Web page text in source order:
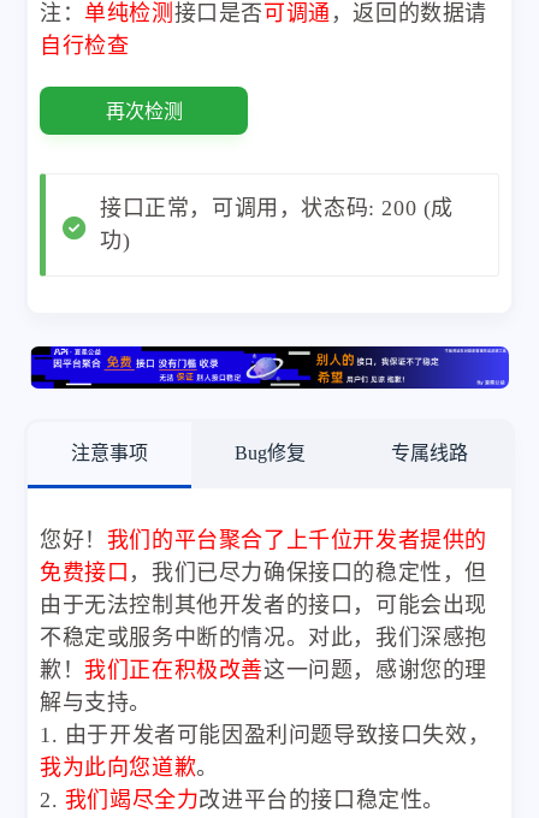
注： 单纯检测 接口是否 可调通 ，返回的数据请
自行检查
再次检测
接口正常，可调用，状态码: 200 (成
功)
注意事项 Bug修复 专属线路
您好！ 我们的平台聚合了上千位开发者提供的
免费接口 ，我们已尽力确保接口的稳定性，但
由于无法控制其他开发者的接口，可能会出现
不稳定或服务中断的情况。对此，我们深感抱
歉！ 我们正在积极改善这一问题，感谢您的理
解与支持。
1. 由于开发者可能因盈利问题导致接口失效，
我为此向您道歉。
2. 我们竭尽全力改进平台的接口稳定性。